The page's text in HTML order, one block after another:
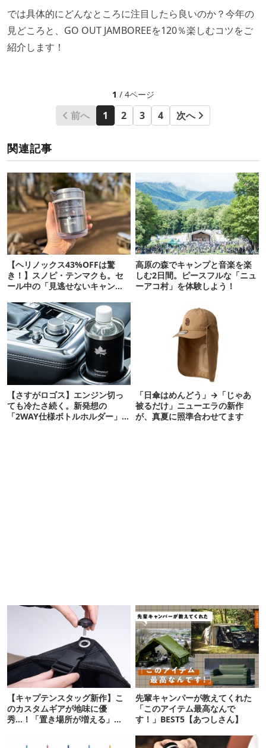
では具体的にどんなところに注目したら良いのか？今年の
見どころと、GO OUT JAMBOREEを120％楽しむコツをご
紹介します！
1 / 4ページ
前へ 1 2 3 4 次へ
関連記事
【ヘリノックス43%OFFは驚
き！】スノピ・テンマクも。セ
ール中の「見逃せないキャンプ
高原の森でキャンプと音楽を楽
しむ2日間。ピースフルな「ニュ
ーアコ村」を体験しよう！
【さすがロゴス】エンジン切っ
ても冷たさ続く。新発想の
「2WAY仕様ボトルホルダー」が
「日傘はめんどう」→「じゃあ
被るだけ」ニューエラの新作
が、真夏に照準合わせてます
【キャプテンスタッグ新作】こ
のカスタムギアが地味に優
秀…！「置き場所が増える」
先輩キャンパーが教えてくれた
「このアイテム最高なんで
す！」BEST5【あつしさん】